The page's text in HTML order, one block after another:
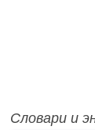
Словари и